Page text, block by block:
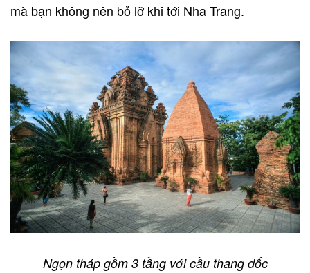
mà bạn không nên bỏ lỡ khi tới Nha Trang.
Ngọn tháp gồm 3 tầng với cầu thang dốc